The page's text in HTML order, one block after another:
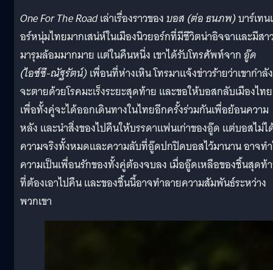
One For The Roadเล่าเรื่องราวของบอส (ต่อ ธนภพ)บาร์เทน
อร์หนุ่มไทยมากเสน่ห์ในเมืองนิวยอร์กที่มีชีวิตน่าอิจฉาและมีสา
มารุมล้อมมากมาย แต่ในคืนหนึ่ง เขาได้รับโทรศัพท์จากอู๊ด
(ไอซ์ซึ-ณัฐรัตน์)เพื่อนที่ห่างเหิน โทรมาแจ้งข่าวร้ายว่าเขากำลัง
จะตายด้วยโรคมะเร็งระยะสุดท้าย และขอให้บอสกลับเมืองไทย
เพื่อทั้งคู่จะได้ออกเดินทางในไทยอีกครั้งร่วมกันเพื่อย้อนความ
หลัง และนำสิ่งของไปคืนให้บรรดาแฟนเก่าของอู๊ด แต่บอสไม่ไ
ความจริงทั้งหมดและความลับที่อู๊ดปกปิดบอสไว้มานาน อาจท
ความเป็นเพื่อนรักของทั้งคู่ต้องจบลง เมื่ออู๊ดเหลือของชิ้นสุดท้
ที่ต้องเอาไปคืน และของชิ้นนี้อาจทำลายความสัมพันธ์ระหว่าง
พวกเขา